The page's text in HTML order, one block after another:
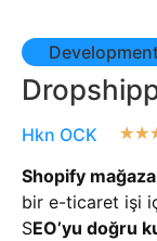
Hkn OCK ★★
Shopify
bir e-ticaret işi
SEO’yu doğru